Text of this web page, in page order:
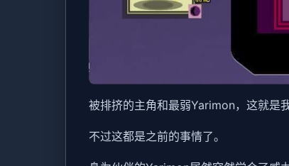
被排挤的主角和最弱Yarimon，这就是
不过这都是之前的事情了。